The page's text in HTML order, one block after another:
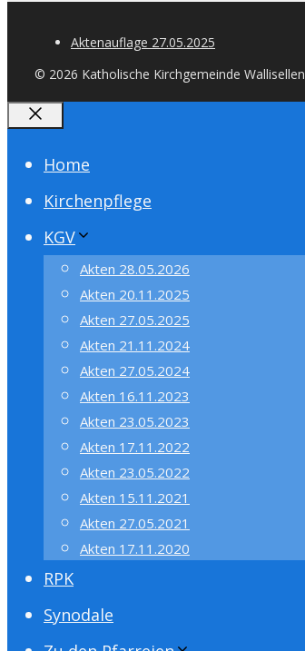
Aktenauflage 27.05.2025
© 2026 Katholische Kirchgemeinde Wallisellen
Close
Home
Kirchenpflege
KGV
Akten 28.05.2026
Akten 20.11.2025
Akten 27.05.2025
Akten 21.11.2024
Akten 27.05.2024
Akten 16.11.2023
Akten 23.05.2023
Akten 17.11.2022
Akten 23.05.2022
Akten 15.11.2021
Akten 27.05.2021
Akten 17.11.2020
RPK
Synodale